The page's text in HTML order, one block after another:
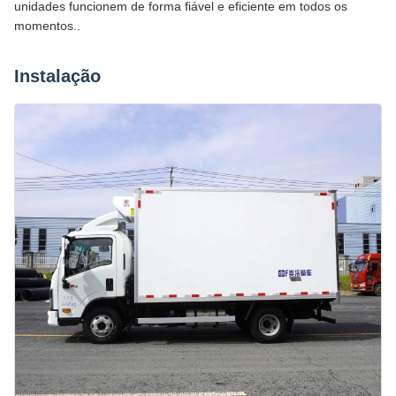
unidades funcionem de forma fiável e eficiente em todos os
momentos..
Instalação